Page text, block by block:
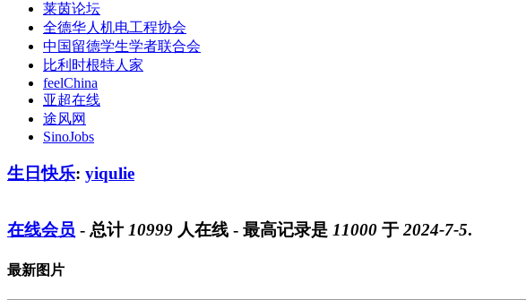
莱茵论坛
全德华人机电工程协会
中国留德学生学者联合会
比利时根特人家
feelChina
亚超在线
途风网
SinoJobs
生日快乐: yiqulie
在线会员 - 总计10999 人在线 - 最高记录是 11000 于2024-7-5.
最新图片